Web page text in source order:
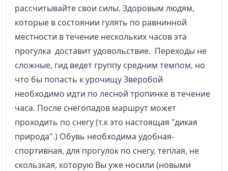
рассчитывайте свои силы. Здоровым людям,
которые в состоянии гулять по равнинной
местности в течение нескольких часов эта
прогулка доставит удовольствие. Переходы не
сложные, гид ведет группу средним темпом, но
что бы попасть к урочищу Зверобой
необходимо идти по лесной тропинке в течение
часа. После снегопадов маршрут может
проходить по снегу (т.к это настоящая "дикая
природа".) Обувь необходима удобная-
спортивная, для прогулок по снегу, теплая, не
скользкая, которую Вы уже носили (новыми